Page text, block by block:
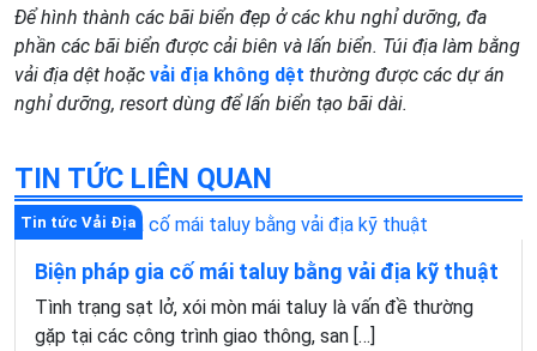
Để hình thành các bãi biển đẹp ở các khu nghỉ dưỡng, đa
phần các bãi biển được cải biên và lấn biển. Túi địa làm bằng
vải địa dệt hoặc vải địa không dệt thường được các dự án
nghỉ dưỡng, resort dùng để lấn biển tạo bãi dài.
TIN TỨC LIÊN QUAN
Tin tức Vải Địa
Biện pháp gia cố mái taluy bằng vải địa kỹ thuật
Tình trạng sạt lở, xói mòn mái taluy là vấn đề thường
gặp tại các công trình giao thông, san […]